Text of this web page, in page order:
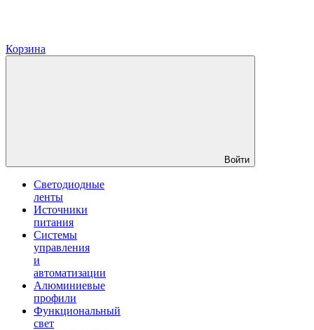
Корзина
Войти
Светодиодные
ленты
Источники
питания
Системы
управления
и
автоматизации
Алюминиевые
профили
Функциональный
свет